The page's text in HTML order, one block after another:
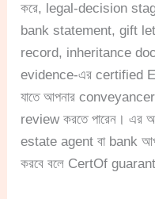
করে, legal-decision
bank statement, gift
record, inheritance
evidence-এর certified
যাতে আপনার
review করতে পারেন। এর
estate agent বা bank
করবে বলে CertOf